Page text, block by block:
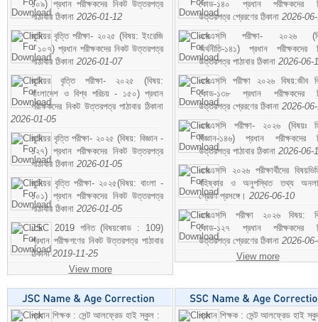
১০৯) প্রধান পরীক্ষকদের নিকট উত্তরপত্র
পাঠাবার ঠিকানা 2026-01-12
জুনিয়র বৃত্তি পরীক্ষা- ২০২৫ (বিষয়: ইংরেজি
- ১০৭) প্রধান পরীক্ষকদের নিকট উত্তরপত্র
পাঠাবার ঠিকানা 2026-01-07
জুনিয়র বৃত্তি পরীক্ষা- ২০২৫ (বিষয়:
বাংলাদেশ ও বিশ্ব পরিচয় - ১৫০) প্রধান
পরীক্ষকদের নিকট উত্তরপত্র পাঠাবার ঠিকানা
2026-01-05
জুনিয়র বৃত্তি পরীক্ষা- ২০২৫ (বিষয়: বিজ্ঞান -
১২৭) প্রধান পরীক্ষকদের নিকট উত্তরপত্র
পাঠাবার ঠিকানা 2026-01-05
জুনিয়র বৃত্তি পরীক্ষা- ২০২৫(বিষয়: বাংলা -
১০১) প্রধান পরীক্ষকদের নিকট উত্তরপত্র
পাঠাবার ঠিকানা 2026-01-05
JSC 2019 গনিত (বিষয়কোড : 109)
প্রধান পরীক্ষগণের নিকট উত্তরপত্র পাঠাবার
ঠিকানা2019-11-25
View more
কোড-১৪০ প্রধান পরীক্ষকদের
উত্তরপত্র প্রেরণের ঠিকানা 2026-
এসএসসি পরীক্ষা- ২০২৬
অর্থনীতি-১৪১) প্রধান পরীক্ষকদের
উত্তরপত্র পাঠাবার ঠিকানা 2026-06-
এসএসসি পরীক্ষা ২০২৬ বিষয়:জীব
কোড-১৩৮ প্রধান পরীক্ষকদের
উত্তরপত্র প্রেরণের ঠিকানা 2026-
এসএসসি পরীক্ষা- ২০২৬ (বিষয়ঃ
বিজ্ঞান-১৪৬) প্রধান পরীক্ষকদের
উত্তরপত্র পাঠাবার ঠিকানা 2026-06-
এসএসসি ২০২৬ পরীক্ষার্থীদের
বহিষ্কার ও অনুপস্থিত তথ্য
প্রেরণ প্রসঙ্গে। 2026-06-10
এসএসসি পরীক্ষা ২০২৬ বিষয়:
কোড-১২৭ প্রধান পরীক্ষকদের
উত্তরপত্র প্রেরণের ঠিকানা 2026-
View more
প্রধান শিক্ষক : সেন্ট আলফ্রেড হাই স্কুল :
প্রধান শিক্ষক : সেন্ট আলফ্রেড হাই